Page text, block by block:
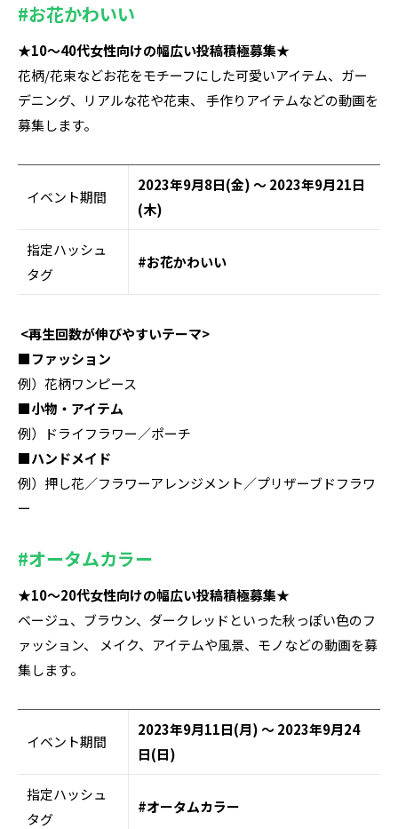
#お花かわいい
★10〜40代女性向けの幅広い投稿積極募集★
花柄/花束などお花をモチーフにした可愛いアイテム、ガー
デニング、リアルな花や花束、 手作りアイテムなどの動画を
募集します。
イベント期間
2023年9月8日(金) ～ 2023年9月21日
(木)
指定ハッシュ
タグ
#お花かわいい
<再生回数が伸びやすいテーマ>
■ファッション
例）花柄ワンピース
■小物・アイテム
例）ドライフラワー／ポーチ
■ハンドメイド
例）押し花／フラワーアレンジメント／プリザーブドフラワ
ー
#オータムカラー
★10〜20代女性向けの幅広い投稿積極募集★
ベージュ、ブラウン、ダークレッドといった秋っぽい色のフ
ァッション、 メイク、アイテムや風景、モノなどの動画を募
集します。
イベント期間
2023年9月11日(月) ～ 2023年9月24
日(日)
指定ハッシュ
タグ
#オータムカラー